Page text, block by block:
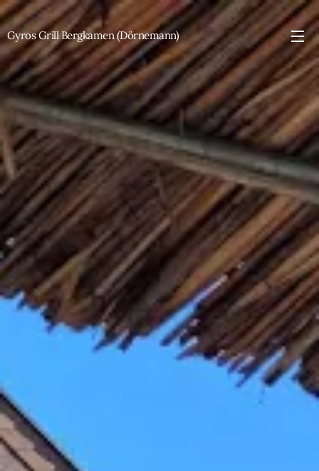
Gyros Grill Bergkamen (Dörnemann)